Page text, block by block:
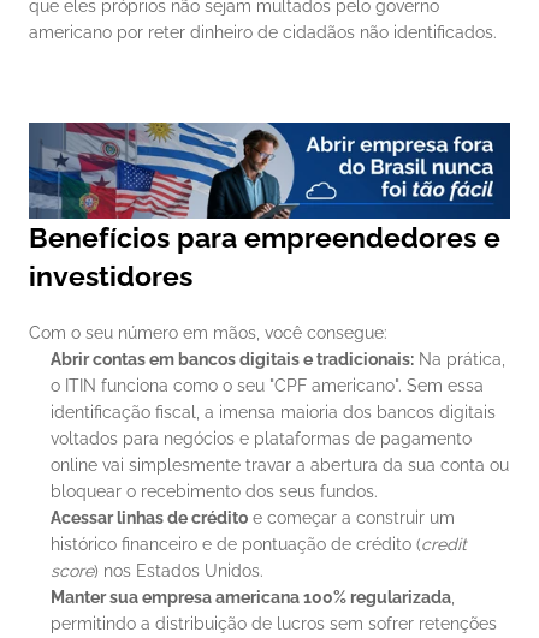
que eles próprios não sejam multados pelo governo
americano por reter dinheiro de cidadãos não identificados.
Benefícios para empreendedores e
investidores
Com o seu número em mãos, você consegue:
Abrir contas em bancos digitais e tradicionais: Na prática,
o ITIN funciona como o seu "CPF americano". Sem essa
identificação fiscal, a imensa maioria dos bancos digitais
voltados para negócios e plataformas de pagamento
online vai simplesmente travar a abertura da sua conta ou
bloquear o recebimento dos seus fundos.
Acessar linhas de crédito e começar a construir um
histórico financeiro e de pontuação de crédito (credit
score) nos Estados Unidos.
Manter sua empresa americana 100% regularizada,
permitindo a distribuição de lucros sem sofrer retenções